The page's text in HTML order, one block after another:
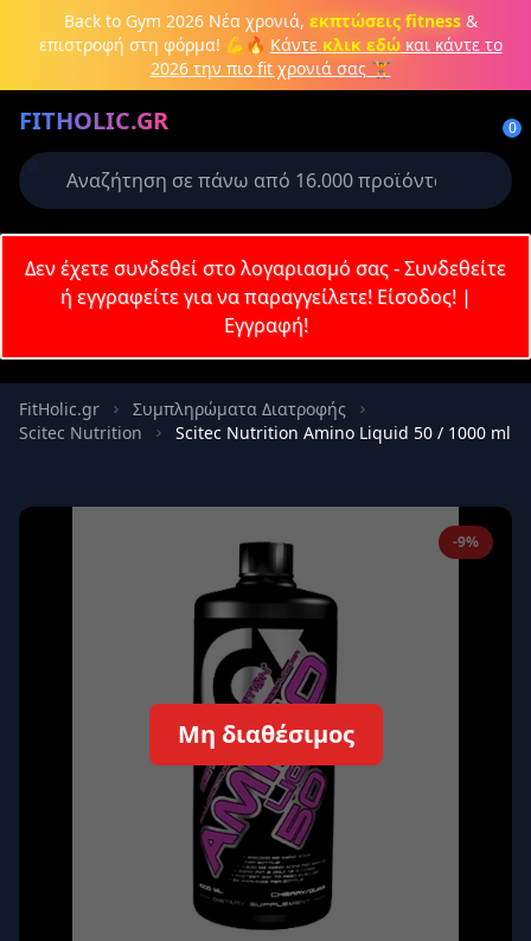
Μετάβαση στο κύριο περιεχόμενο
Back to Gym 2026Νέα χρονιά, εκπτώσεις fitness&
επιστροφή στη φόρμα! 💪🔥 Κάντε κλικ εδώκαι κάντε το
2026 την πιο fit χρονιά σας 🏋️
FITHOLIC.GR 0
Πρωτεΐνες Pre-Workout Aμινοξέα Καύση λίπους
Δεν έχετε συνδεθεί στο λογαριασμό σας - Συνδεθείτε
ή εγγραφείτε για να παραγγείλετε! Είσοδος!|
Εγγραφή!
FitHolic.gr
Συμπληρώματα Διατροφής
Scitec Nutrition
Scitec Nutrition Amino Liquid 50 / 1000 ml
-9%
Μη διαθέσιμος
Δημιουργήστε λογαριασμό ή
Απαιτείται για την ολοκλήρωση της
παραγγελίας σας
Σύνδεση Εγγραφή
Κωδικός
Ξεχάσατε τον κωδικό σας;
Σύνδεση
Δεν έχετε λογαριασμό; Εγγραφείτε εδώ
Ασφαλής σύνδεση